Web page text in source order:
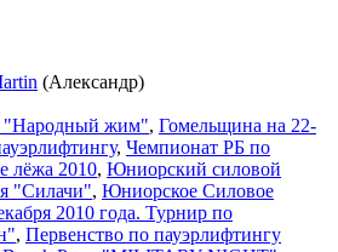
(Александр)
"Народный жим", Гомельщина на 22-
, Чемпионат РБ по
лёжа 2010, Юниорский силовой
"Силачи", Юниорское Силовое
2010 года. Турнир по
, Первенство по пауэрлифтингу